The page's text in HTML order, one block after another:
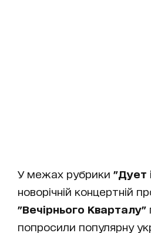
У межах рубрики "Дует
новорічній концертній
"Вечірнього Кварталу"
попросили популярну